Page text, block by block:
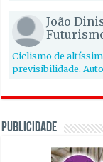
João
Ciclismo de
previsibilidade.
PUBLICIDADE